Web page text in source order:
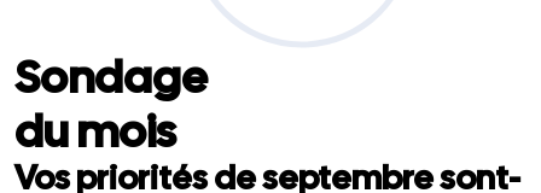
Sondage
du mois
Vos priorités de septembre sont-